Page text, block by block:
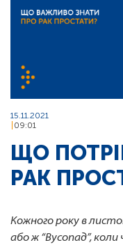
15.11.2021
09:01
ЩО
РАК
Кожного року в
або ж “Вусопад”,